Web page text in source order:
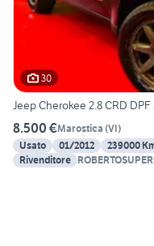
30
Jeep Cherokee 2.8 CRD
8.500 €Marostica (VI)
Usato
01/2012 239000
Rivenditore